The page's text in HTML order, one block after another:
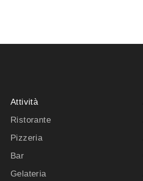
Attività
Ristorante
Pizzeria
Bar
Gelateria